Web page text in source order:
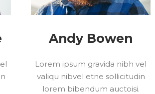
Andy Bowen
Lorem ipsum gravida nibh vel
valiqu nibvel etne sollicitudin
lorem bibendum auctoisi.